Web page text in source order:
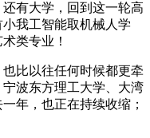
有大学，回到这一轮高
我工智能取机械人学
类专业！
比以往任何时候都更牵
波东方理工大学、大湾
年，也正在持续收缩；